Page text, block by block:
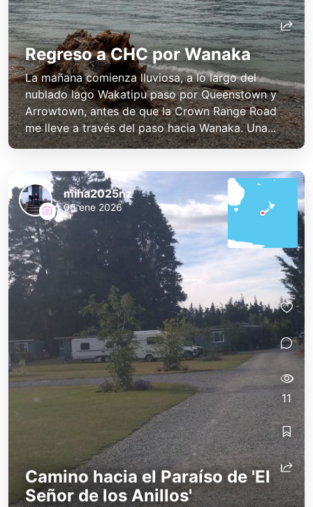
miha2025nz
miha2025nz
Regreso a CHC por Wanaka
La mañana comienza lluviosa, a lo largo del
nublado lago Wakatipu paso por Queenstown y
Arrowtown, antes de que la Crown Range Road
me lleve a través del paso hacia Wanaka. Una...
Camino hacia el Paraíso de 'El
Señor de los Anillos'
miha2025nz
06 ene 2026
11